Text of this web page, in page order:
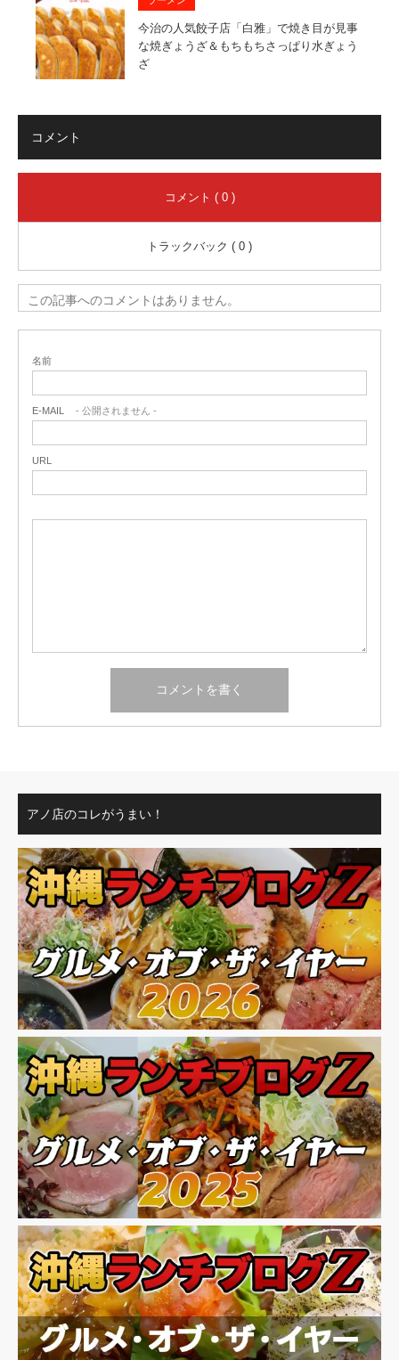
今治の人気餃子店「白雅」で焼き目が見事
な焼ぎょうざ＆もちもちさっぱり水ぎょう
ざ
コメント
コメント ( 0 )
トラックバック ( 0 )
この記事へのコメントはありません。
名前
E-MAIL - 公開されません -
URL
アノ店のコレがうまい！